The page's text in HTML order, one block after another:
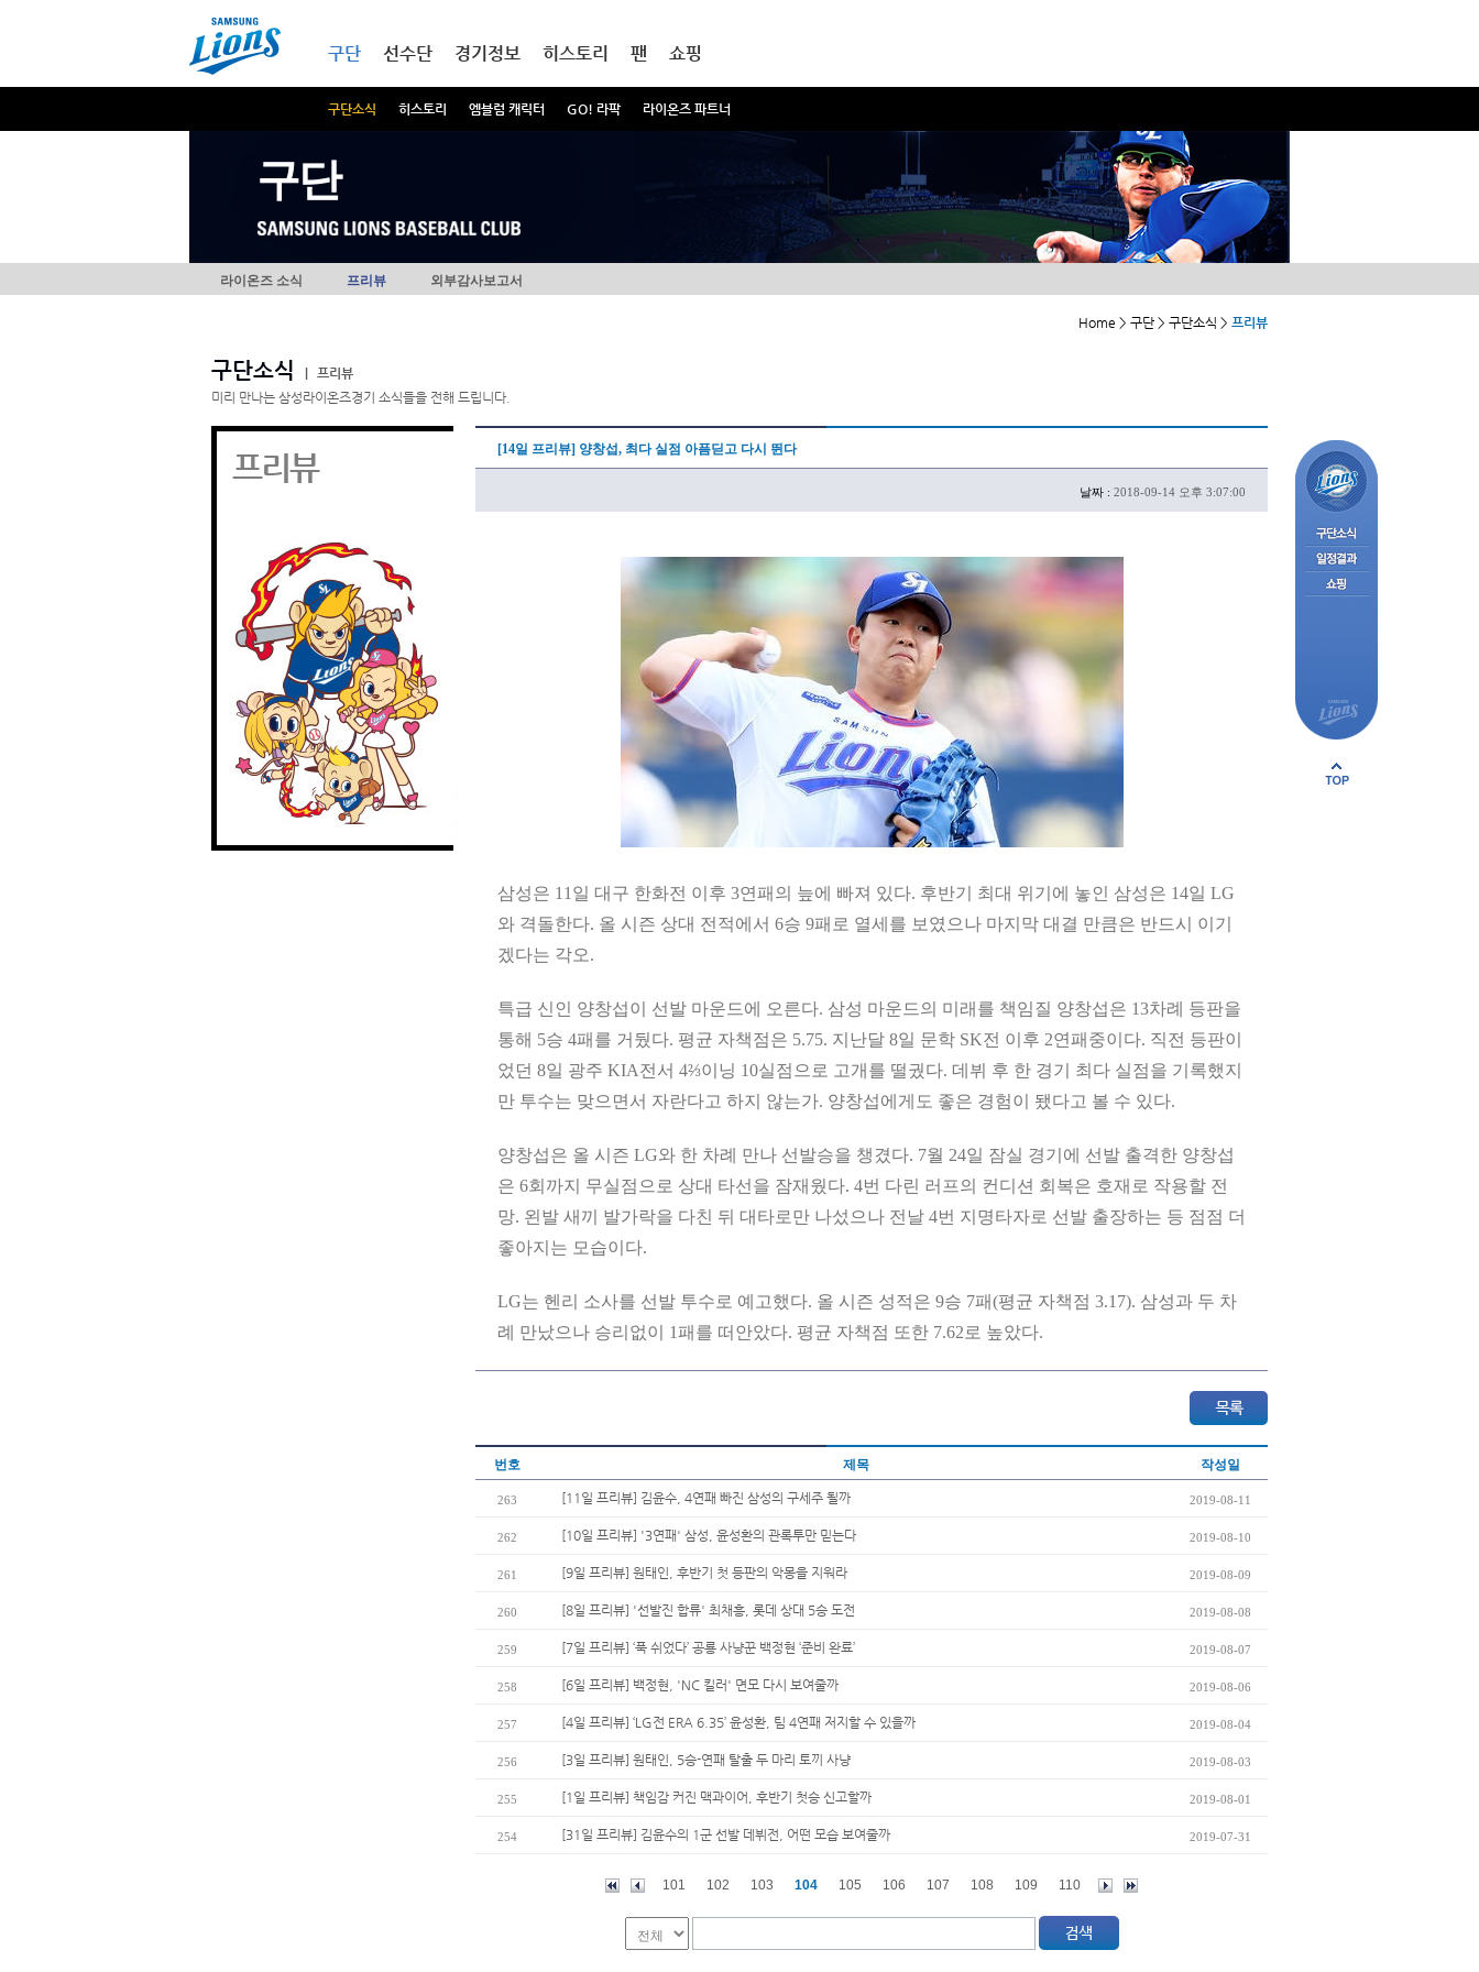
구단
구단소식 히스토리 엠블럼 캐릭터 GO! 라팍 라이온즈 파트너
선수단 경기정보 히스토리 팬 쇼핑
구단
라이온즈 소식 프리뷰 외부감사보고서
Home > 구단 > 구단소식 > 프리뷰
구단소식
프리뷰
미리 만나는 삼성라이온즈경기 소식들을 전해 드립니다.
프리뷰 [14일 프리뷰] 양창섭, 최다 실점 아픔딛고 다시 뛴다
날짜 : 2018-09-14 오후 3:07:00
삼성은 11일 대구 한화전 이후 3연패의 늪에 빠져 있다. 후반기 최대 위기에 놓인 삼성은 14일 LG
와 격돌한다. 올 시즌 상대 전적에서 6승 9패로 열세를 보였으나 마지막 대결 만큼은 반드시 이기
겠다는 각오.
특급 신인 양창섭이 선발 마운드에 오른다. 삼성 마운드의 미래를 책임질 양창섭은 13차례 등판을
통해 5승 4패를 거뒀다. 평균 자책점은 5.75. 지난달 8일 문학 SK전 이후 2연패중이다. 직전 등판이
었던 8일 광주 KIA전서 4⅔이닝 10실점으로 고개를 떨궜다. 데뷔 후 한 경기 최다 실점을 기록했지
만 투수는 맞으면서 자란다고 하지 않는가. 양창섭에게도 좋은 경험이 됐다고 볼 수 있다.
양창섭은 올 시즌 LG와 한 차례 만나 선발승을 챙겼다. 7월 24일 잠실 경기에 선발 출격한 양창섭
은 6회까지 무실점으로 상대 타선을 잠재웠다. 4번 다린 러프의 컨디션 회복은 호재로 작용할 전
망. 왼발 새끼 발가락을 다친 뒤 대타로만 나섰으나 전날 4번 지명타자로 선발 출장하는 등 점점 더
좋아지는 모습이다.
LG는 헨리 소사를 선발 투수로 예고했다. 올 시즌 성적은 9승 7패(평균 자책점 3.17). 삼성과 두 차
례 만났으나 승리없이 1패를 떠안았다. 평균 자책점 또한 7.62로 높았다.
번호 제목 작성일
263 [11일 프리뷰] 김윤수, 4연패 빠진 삼성의 구세주 될까 2019-08-11
262 [10일 프리뷰] '3연패' 삼성, 윤성환의 관록투만 믿는다 2019-08-10
261 [9일 프리뷰] 원태인, 후반기 첫 등판의 악몽을 지워라 2019-08-09
260 [8일 프리뷰] '선발진 합류' 최채흥, 롯데 상대 5승 도전 2019-08-08
259 [7일 프리뷰] ‘푹 쉬었다’ 공룡 사냥꾼 백정현 ‘준비 완료’ 2019-08-07
258 [6일 프리뷰] 백정현, 'NC 킬러' 면모 다시 보여줄까 2019-08-06
257 [4일 프리뷰] ‘LG전 ERA 6.35’ 윤성환, 팀 4연패 저지할 수 있을까 2019-08-04
256 [3일 프리뷰] 원태인, 5승-연패 탈출 두 마리 토끼 사냥 2019-08-03
255 [1일 프리뷰] 책임감 커진 맥과이어, 후반기 첫승 신고할까 2019-08-01
254 [31일 프리뷰] 김윤수의 1군 선발 데뷔전, 어떤 모습 보여줄까 2019-07-31
101 102 103 104 105 106 107 108 109 110